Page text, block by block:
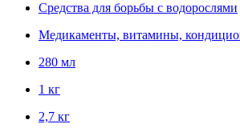
Средства для борьбы с водорослями
Медикаменты, витамины,
280 мл
1 кг
2,7 кг